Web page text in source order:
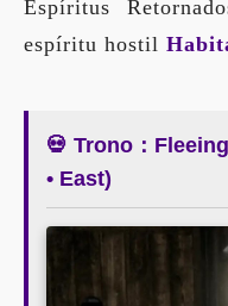
Espíritus
espíritu hostil
💀 Trono：
• East)